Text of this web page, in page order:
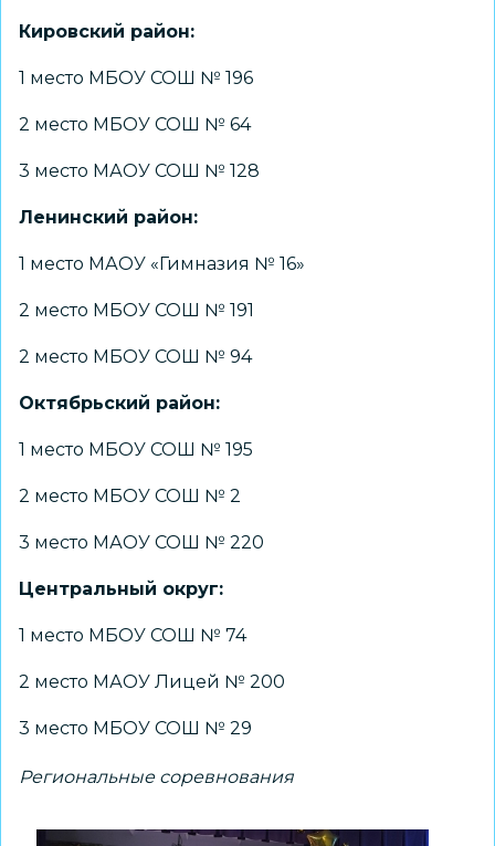
Кировский район:
1 место МБОУ СОШ № 196
2 место МБОУ СОШ № 64
3 место МАОУ СОШ № 128
Ленинский район:
1 место МАОУ «Гимназия № 16»
2 место МБОУ СОШ № 191
2 место МБОУ СОШ № 94
Октябрьский район:
1 место МБОУ СОШ № 195
2 место МБОУ СОШ № 2
3 место МАОУ СОШ № 220
Центральный округ:
1 место МБОУ СОШ № 74
2 место МАОУ Лицей № 200
3 место МБОУ СОШ № 29
Региональные соревнования